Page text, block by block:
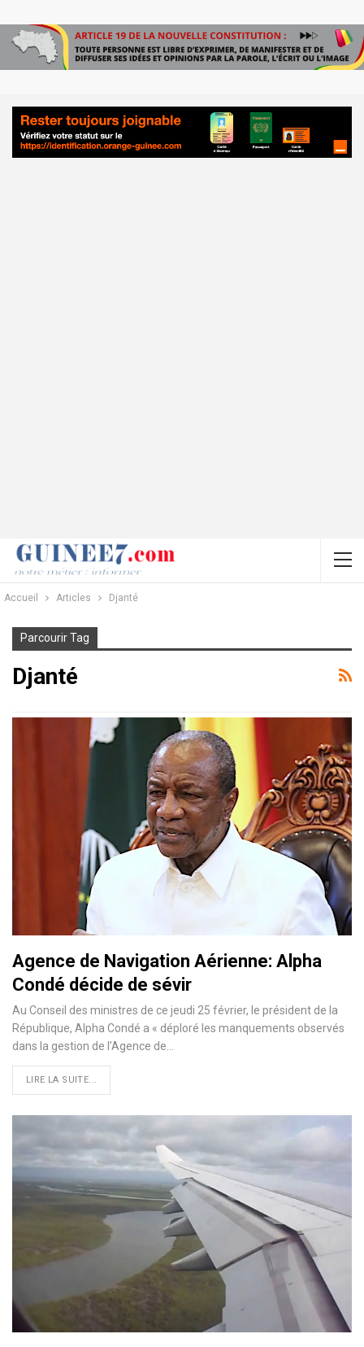
Accueil Articles Djanté
Parcourir Tag
Djanté
Agence de Navigation Aérienne: Alpha
Condé décide de sévir
Au Conseil des ministres de ce jeudi 25 février, le président de la
République, Alpha Condé a « déploré les manquements observés
dans la gestion de l’Agence de
LIRE LA SUITE...